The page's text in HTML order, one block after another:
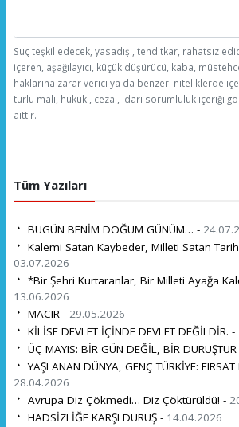
Suç teşkil edecek, yasadışı, tehditkar, rahatsız
içeren, aşağılayıcı, küçük düşürücü, kaba,
haklarına zarar verici ya da benzeri niteliklerde
türlü mali, hukuki, cezai, idari sorumluluk içeriği
aittir.
Tüm Yazıları
BUGÜN BENİM DOĞUM GÜNÜM… -
Kalemi Satan Kaybeder, Milleti Satan
03.07.2026
*Bir Şehri Kurtaranlar, Bir Milleti Ayağa
13.06.2026
MACIR - 29.05.2026
KİLİSE DEVLET İÇİNDE DEVLET DEĞİLDİR. -
ÜÇ MAYIS: BİR GÜN DEĞİL, BİR
YAŞLANAN DÜNYA, GENÇ TÜRKİYE:
28.04.2026
Avrupa Diz Çökmedi… Diz Çöktürüldü! -
HADSİZLİĞE KARŞI DURUŞ - 14.04.2026